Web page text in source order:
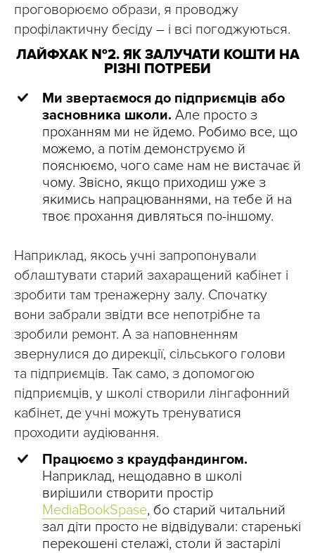
проговорюємо образи, я проводжу
профілактичну бесіду – і всі погоджуються.
ЛАЙФХАК №2. ЯК ЗАЛУЧАТИ КОШТИ НА
РІЗНІ ПОТРЕБИ
Ми звертаємося до підприємців або
засновника школи. Але просто з
проханням ми не йдемо. Робимо все, що
можемо, а потім демонструємо й
пояснюємо, чого саме нам не вистачає й
чому. Звісно, якщо приходиш уже з
якимись напрацюваннями, на тебе й на
твоє прохання дивляться по-іншому.
Наприклад, якось учні запропонували
облаштувати старий захаращений кабінет і
зробити там тренажерну залу. Спочатку
вони забрали звідти все непотрібне та
зробили ремонт. А за наповненням
звернулися до дирекції, сільського голови
та підприємців. Так само, з допомогою
підприємців, у школі створили лінгафонний
кабінет, де учні можуть тренуватися
проходити аудіювання.
Працюємо з краудфандингом.
Наприклад, нещодавно в школі
вирішили створити простір
MediaBookSpase, бо старий читальний
зал діти просто не відвідували: старенькі
перекошені стелажі, столи й застарілі